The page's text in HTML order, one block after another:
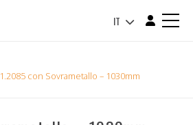
IT
con Sovrametallo – 1030mm